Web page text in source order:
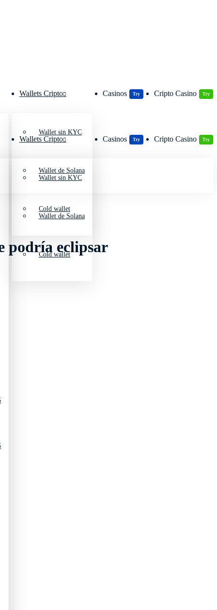
Wallets Cripto
Wallet sin KYC
Wallet de Solana
Cold wallet
Casinos Try Cripto Casino Try
Wallets Cripto
Wallet sin KYC
Wallet de Solana
Cold wallet
Casinos Try Cripto Casino Try
podría eclipsar